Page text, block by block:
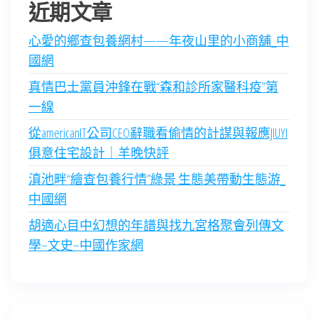
近期文章
心愛的鄉查包養網村——年夜山里的小商舖_中
國網
真情巴士黨員沖鋒在戰“森和診所家醫科疫”第
一線
從americanIT公司CEO辭職看偷情的計謀與報應JIUYI
俱意住宅設計｜羊晚快評
滇池畔“繪查包養行情”綠景 生態美帶動生態游_
中國網
胡適心目中幻想的年譜與找九宮格聚會列傳文
學–文史–中國作家網